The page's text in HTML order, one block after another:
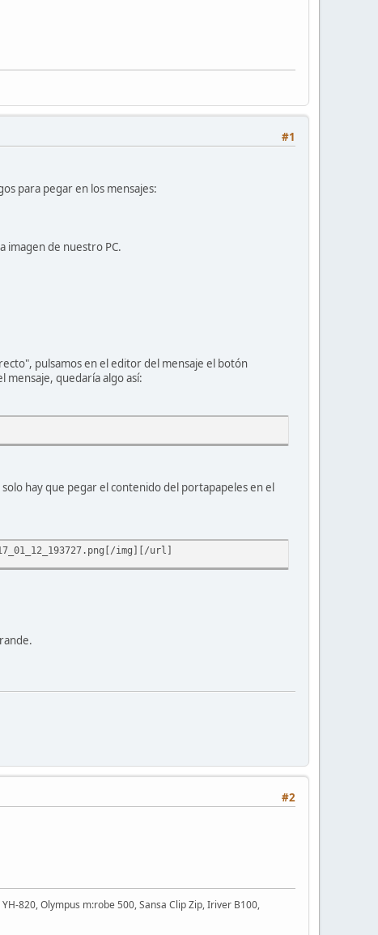
#1
para pegar en los mensajes:
imagen de nuestro PC.
pulsamos en el editor del mensaje el botón
mensaje, quedaría algo así:
hay que pegar el contenido del portapapeles en el
img][/url]
#2
820, Olympus m:robe 500, Sansa Clip Zip, Iriver B100,